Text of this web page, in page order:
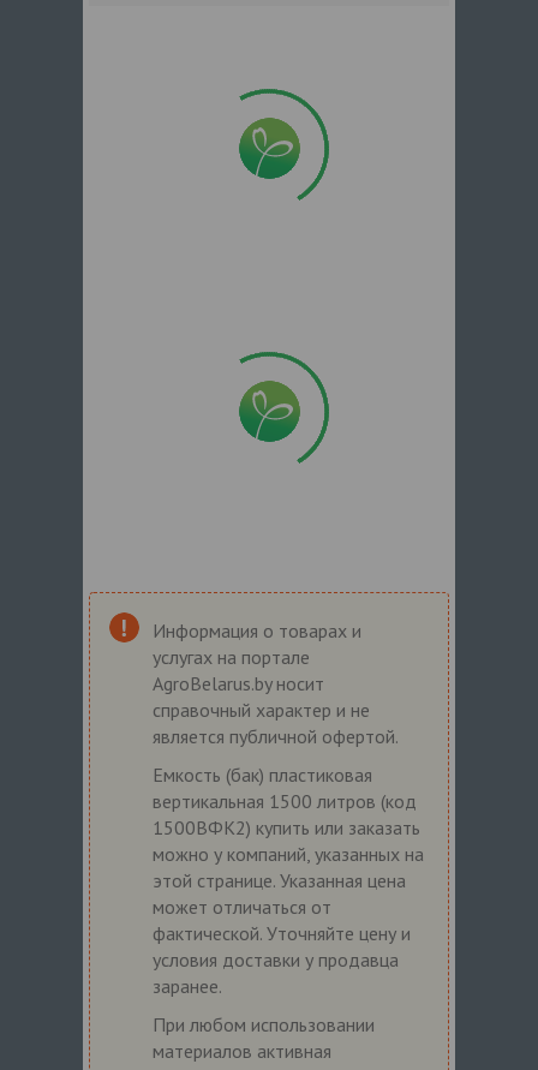
Информация о товарах и
услугах на портале
AgroBelarus.by носит
справочный характер и не
является публичной офертой.
Емкость (бак) пластиковая
вертикальная 1500 литров (код
1500ВФК2) купить или заказать
можно у компаний, указанных на
этой странице. Указанная цена
может отличаться от
фактической. Уточняйте цену и
условия доставки у продавца
заранее.
При любом использовании
материалов активная